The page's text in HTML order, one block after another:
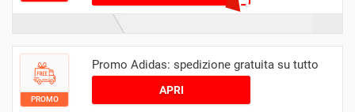
PROMO
Promo Adidas: spedizione gratuita su tutto
APRI